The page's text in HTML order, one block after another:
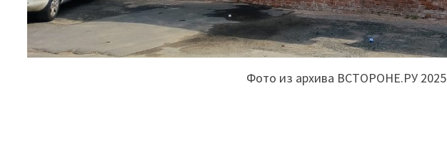
Фото из архива ВСТОРОНЕ.РУ 2025